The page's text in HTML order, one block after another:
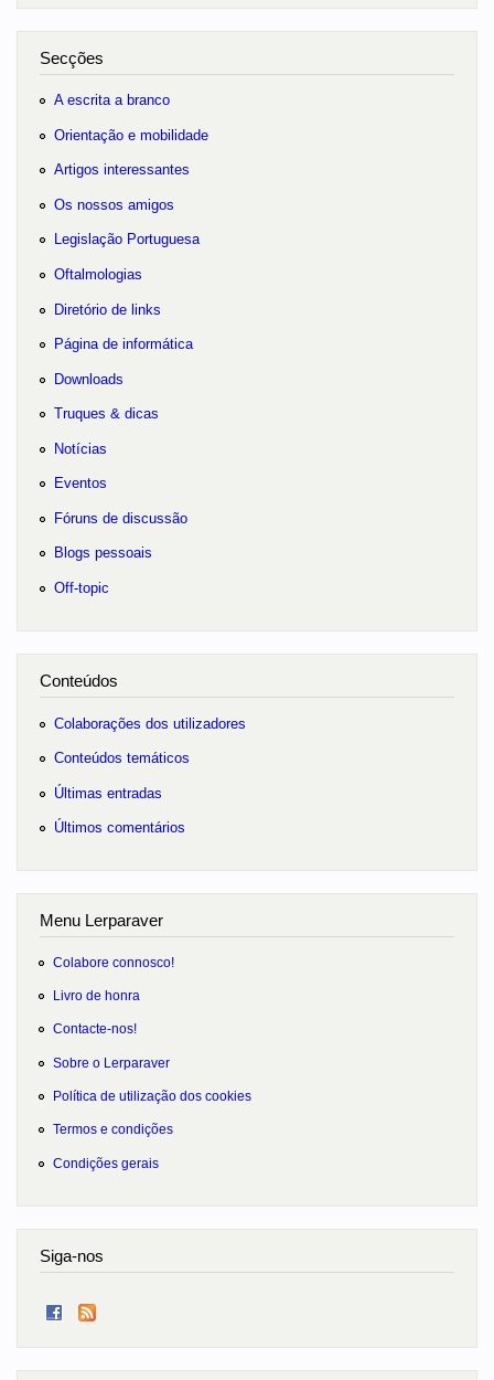
Secções
A escrita a branco
Orientação e mobilidade
Artigos interessantes
Os nossos amigos
Legislação Portuguesa
Oftalmologias
Diretório de links
Página de informática
Downloads
Truques & dicas
Notícias
Eventos
Fóruns de discussão
Blogs pessoais
Off-topic
Conteúdos
Colaborações dos utilizadores
Conteúdos temáticos
Últimas entradas
Últimos comentários
Menu Lerparaver
Colabore connosco!
Livro de honra
Contacte-nos!
Sobre o Lerparaver
Política de utilização dos cookies
Termos e condições
Condições gerais
Siga-nos